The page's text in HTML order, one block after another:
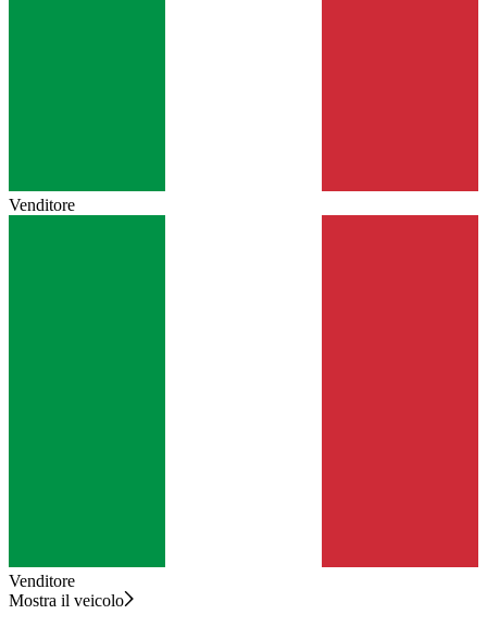
Venditore
Venditore
Mostra il veicolo